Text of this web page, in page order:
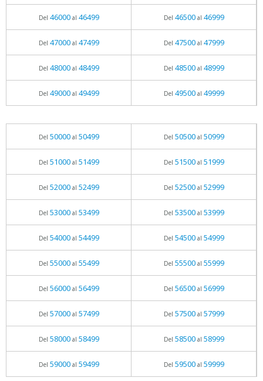
Del 46000al 46499 Del 46500al 46999
Del 47000al 47499 Del 47500al 47999
Del 48000al 48499 Del 48500al 48999
Del 49000al 49499 Del 49500al 49999
Del 50000al 50499 Del 50500al 50999
Del 51000al 51499 Del 51500al 51999
Del 52000al 52499 Del 52500al 52999
Del 53000al 53499 Del 53500al 53999
Del 54000al 54499 Del 54500al 54999
Del 55000al 55499 Del 55500al 55999
Del 56000al 56499 Del 56500al 56999
Del 57000al 57499 Del 57500al 57999
Del 58000al 58499 Del 58500al 58999
Del 59000al 59499 Del 59500al 59999